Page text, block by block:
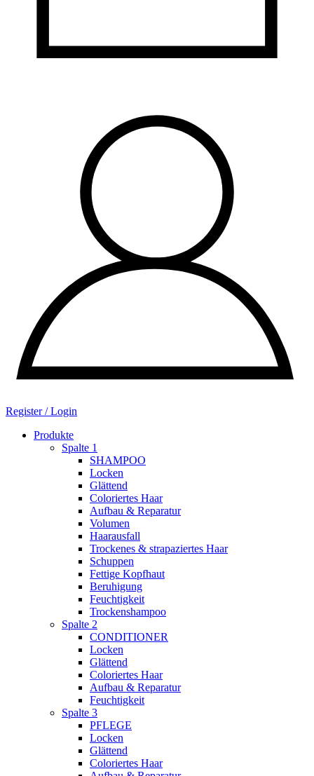
Register / Login
Produkte
Spalte 1
SHAMPOO
Locken
Glättend
Coloriertes Haar
Aufbau & Reparatur
Volumen
Haarausfall
Trockenes & strapaziertes Haar
Schuppen
Fettige Kopfhaut
Beruhigung
Feuchtigkeit
Trockenshampoo
Spalte 2
CONDITIONER
Locken
Glättend
Coloriertes Haar
Aufbau & Reparatur
Feuchtigkeit
Spalte 3
PFLEGE
Locken
Glättend
Coloriertes Haar